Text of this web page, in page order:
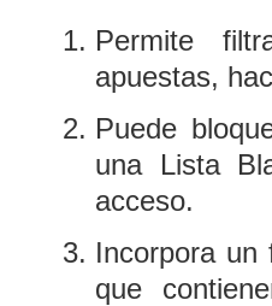
Permite
apuestas,
Puede
una Lista
acceso.
Incorpora un
que